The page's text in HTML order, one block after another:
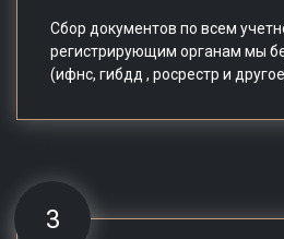
Сбор документов по всем
регистрирующим органам мы
(ифнс, гибдд , росрестр и
3